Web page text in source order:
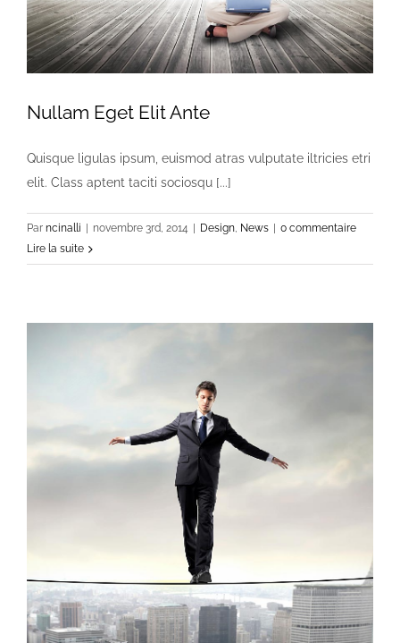
Nullam Eget Elit Ante
Quisque ligulas ipsum, euismod atras vulputate iltricies etri
elit. Class aptent taciti sociosqu [...]
Par ncinalli | novembre 3rd, 2014 | Design News | 0 commentaire
Lire la suite